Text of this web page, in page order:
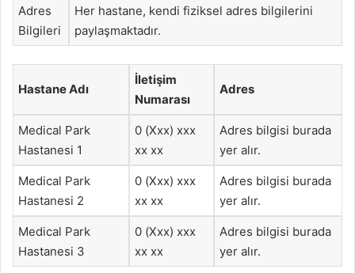
Adres
Bilgileri
Her hastane, kendi fiziksel adres bilgilerini
paylaşmaktadır.
Hastane Adı
İletişim
Numarası
Adres
Medical Park
Hastanesi 1
0 (Xxx) xxx
xx xx
Adres bilgisi burada
yer alır.
Medical Park
Hastanesi 2
0 (Xxx) xxx
xx xx
Adres bilgisi burada
yer alır.
Medical Park
Hastanesi 3
0 (Xxx) xxx
xx xx
Adres bilgisi burada
yer alır.